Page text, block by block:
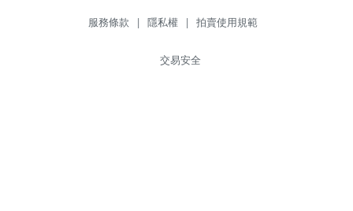
服務條款 | 隱私權 | 拍賣使用規範
交易安全